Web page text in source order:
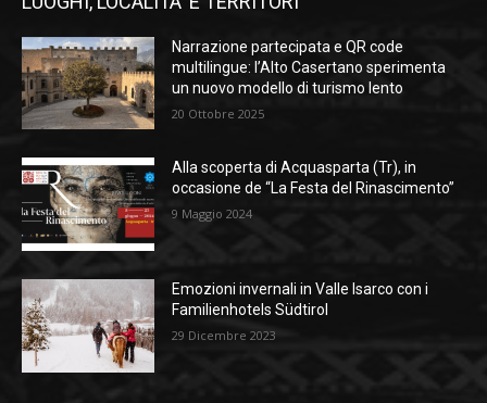
Narrazione partecipata e QR code
multilingue: l’Alto Casertano sperimenta
un nuovo modello di turismo lento
20 Ottobre 2025
Alla scoperta di Acquasparta (Tr), in
occasione de “La Festa del Rinascimento”
9 Maggio 2024
Emozioni invernali in Valle Isarco con i
Familienhotels Südtirol
29 Dicembre 2023